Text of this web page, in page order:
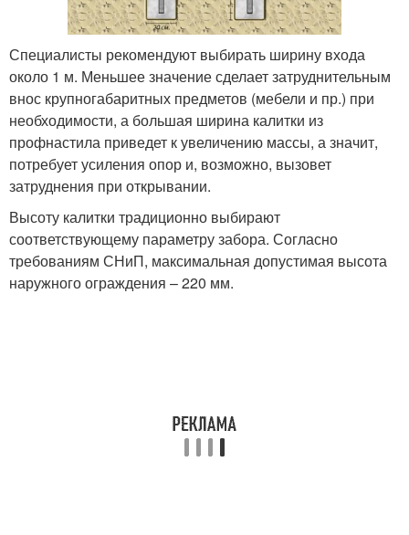
Специалисты рекомендуют выбирать ширину входа
около 1 м. Меньшее значение сделает затруднительным
внос крупногабаритных предметов (мебели и пр.) при
необходимости, а большая ширина калитки из
профнастила приведет к увеличению массы, а значит,
потребует усиления опор и, возможно, вызовет
затруднения при открывании.
Высоту калитки традиционно выбирают
соответствующему параметру забора. Согласно
требованиям СНиП, максимальная допустимая высота
наружного ограждения – 220 мм.